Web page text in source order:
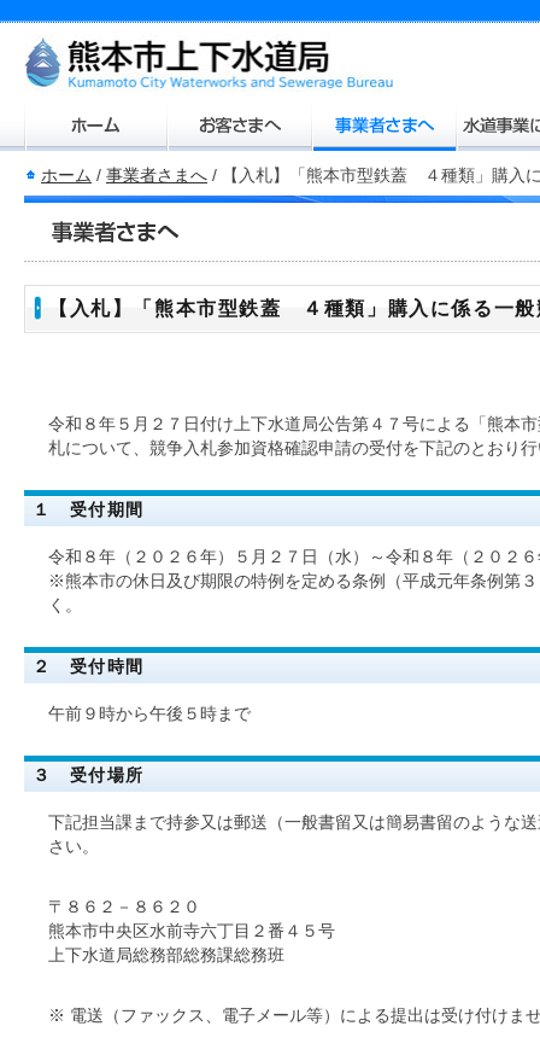
ホーム / 事業者さまへ / 【入札】「熊本市型鉄蓋 ４種類」購入
【入札】「熊本市型鉄蓋 ４種類」購入に係る一
令和８年５月２７日付け上下水道局公告第４７号による「熊本
札について、競争入札参加資格確認申請の受付を下記のとおり
１ 受付期間
令和８年（２０２６年）５月２７日（水）～令和８年（２０２
※熊本市の休日及び期限の特例を定める条例（平成元年条例第
く。
２ 受付時間
午前９時から午後５時まで
３ 受付場所
下記担当課まで持参又は郵送（一般書留又は簡易書留のような
さい。
〒８６２－８６２０
熊本市中央区水前寺六丁目２番４５号
上下水道局総務部総務課総務班
※ 電送（ファックス、電子メール等）による提出は受け付けま